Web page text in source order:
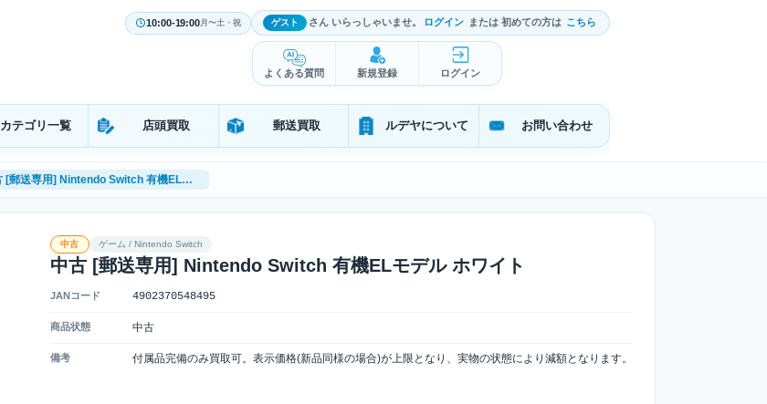
10:00-19:00月〜土・祝 ゲスト さん いらっしゃいませ。 ログイン または 初めての方は こちら
よくある質問 新規登録 ログイン
カテゴリ一覧 店頭買取 郵送買取 ルデヤについて お問い合わせ
中古 [郵送専用] Nintendo Switch 有機ELモデル ホワイト
中古 ゲーム / Nintendo Switch
中古 [郵送専用] Nintendo Switch 有機ELモデル ホワイト
JANコード 4902370548495
商品状態 中古
備考 付属品完備のみ買取可。表示価格(新品同様の場合)が上限となり、実物の状態により減額となります。